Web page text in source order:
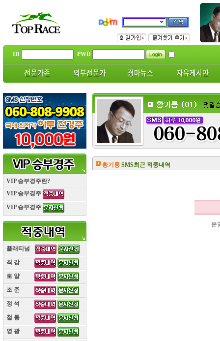
ID PWD
VIP 승부경주란?
VIP 승부경주
VIP 승부경주
플래티넘
최 강
로 얄
조 준
정 석
철 통
영 광
황기룡 SMS최근 적중내역
운